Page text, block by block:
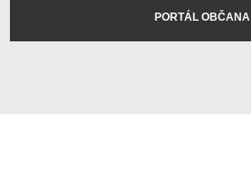
PORTÁL OBČANA